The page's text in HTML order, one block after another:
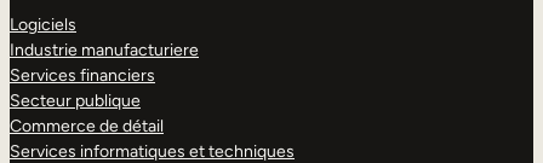
Logiciels
Industrie manufacturiere
Services financiers
Secteur publique
Commerce de détail
Services informatiques et techniques